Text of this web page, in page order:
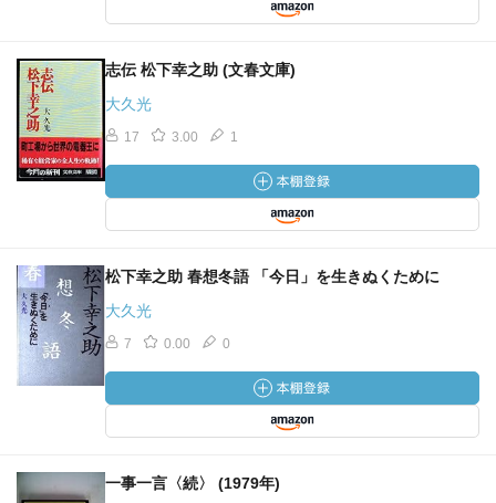
志伝 松下幸之助 (文春文庫)
大久光
17 3.00 1
松下幸之助 春想冬語 「今日」を生きぬくために
大久光
7 0.00 0
一事一言〈続〉 (1979年)